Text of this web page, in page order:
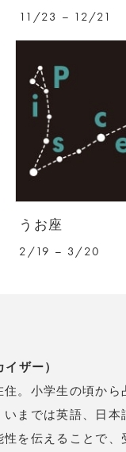
11/23 – 12/21
うお座
2/19 – 3/20
ザー）
。小学生の頃か
までは英語、日
を伝えることで